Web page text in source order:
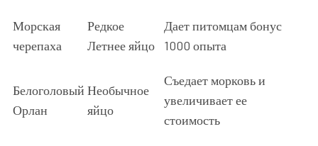
Морская
черепаха
Редкое
Летнее яйцо
Дает питомцам бонус
1000 опыта
Белоголовый
Орлан
Необычное
яйцо
Съедает морковь и
увеличивает ее
стоимость